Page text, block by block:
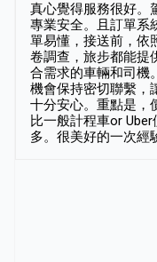
真心覺得服務很好。
專業安全。且訂單系
單易懂，接送前，依
卷調查，旅步都能提
合需求的車輛和司機
機會保持密切聯繫，
十分安心。重點是，
比一般計程車or Uber
多。很美好的一次經